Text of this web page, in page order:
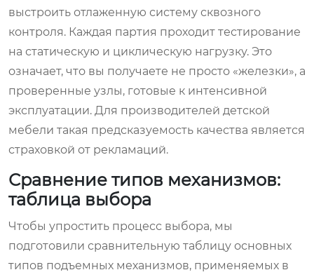
выстроить отлаженную систему сквозного
контроля. Каждая партия проходит тестирование
на статическую и циклическую нагрузку. Это
означает, что вы получаете не просто «железки», а
проверенные узлы, готовые к интенсивной
эксплуатации. Для производителей детской
мебели такая предсказуемость качества является
страховкой от рекламаций.
Сравнение типов механизмов:
таблица выбора
Чтобы упростить процесс выбора, мы
подготовили сравнительную таблицу основных
типов подъемных механизмов, применяемых в